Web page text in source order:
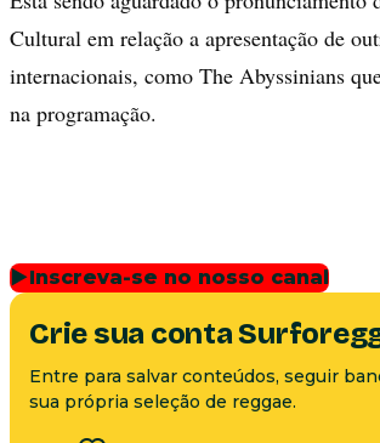
Cultural em relação a apresentação de
internacionais, como The Abyssinians
na programação.
▶Inscreva-se no nosso canal
Crie sua conta
Entre para salvar conteúdos, seguir
sua própria seleção de reggae.